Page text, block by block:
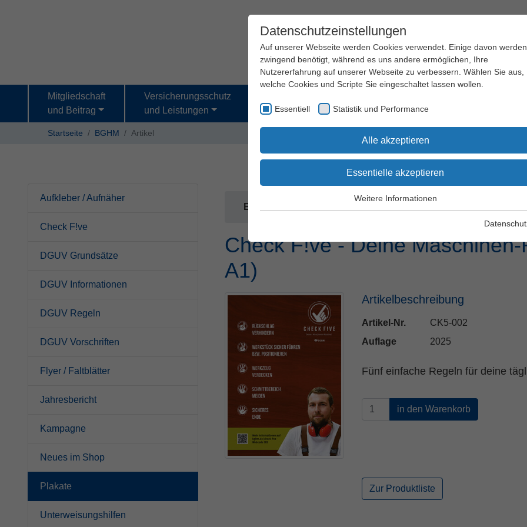
Mitgliedschaft
und Beitrag
Versicherungsschutz
und Leistungen
und Gesundheitsschutz
und Seminare
Startseite BGHM Artikel
Aufkleber / Aufnäher
Check F!ve
DGUV Grundsätze
DGUV Informationen
DGUV Regeln
DGUV Vorschriften
Flyer / Faltblätter
Jahresbericht
Kampagne
Neues im Shop
Plakate
Unterweisungshilfen
Es befinden sich 0 Produkte in Ihrem Warenkorb
Check F!ve - Deine
A1)
Artikelbeschreibung
Artikel-Nr.
CK5-002
Auflage
2025
Fünf einfache Regeln für deine
Zur Produktliste
Datenschutzeinstellungen
Auf unserer Webseite werden Cookies verwendet. Einige davon werden
zwingend benötigt, während es uns andere ermöglichen, Ihre
Nutzererfahrung auf unserer Webseite zu verbessern. Wählen Sie aus,
welche Cookies und Scripte Sie eingeschaltet lassen wollen.
Essentiell Statistik und Performance
Alle akzeptieren
Essentielle akzeptieren
Essentielle Cookies werden für grundlegende Funktionen der
einwandfrei funktioniert.
Anbieter TYPO3
Session
Zweck
Dieses Cookie ist ein Standard-Session-Cookie
Benutzer-Logins die Session ID mithilfe derer
ihm Zugang zu geschützten Bereichen zu
gewähren.
Name
Ende der Sitzung
Statistik und Performance
Weitere Informationen